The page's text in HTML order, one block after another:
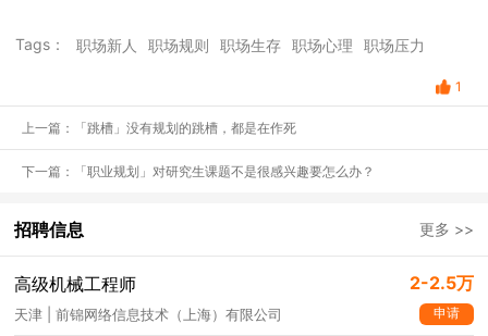
Tags： 职场新人 职场规则 职场生存 职场心理 职场压力
1
上一篇：「跳槽」没有规划的跳槽，都是在作死
下一篇：「职业规划」对研究生课题不是很感兴趣要怎么办？
招聘信息 更多 >>
高级机械工程师 2-2.5万
天津 | 前锦网络信息技术（上海）有限公司 申请